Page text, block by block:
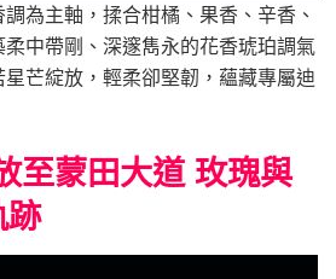
為主軸，揉合柑橘、果香、辛香、
中帶剛、深邃雋永的花香琥珀調氣
芒綻放，輕柔卻堅韌，蘊藏專屬迪
至蒙田大道 玫瑰與
跡